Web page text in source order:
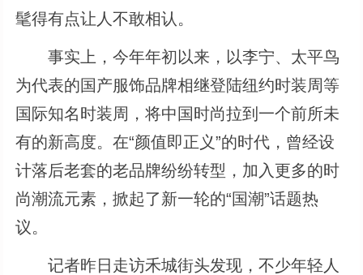
髦得有点让人不敢相认。
事实上，今年年初以来，以李宁、太平鸟
为代表的国产服饰品牌相继登陆纽约时装周等
国际知名时装周，将中国时尚拉到一个前所未
有的新高度。在“颜值即正义”的时代，曾经设
计落后老套的老品牌纷纷转型，加入更多的时
尚潮流元素，掀起了新一轮的“国潮”话题热
议。
记者昨日走访禾城街头发现，不少年轻人